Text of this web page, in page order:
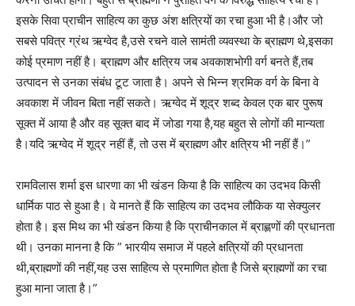
इसके सिवा प्राचीन साहित्य का कुछ अंश क्षत्रियों का रचा हुआ भी है।और जो
सबसे पवित्र ग्रंथ ऋग्वेद है,उसे रचने वाले सामंती व्यवस्था के ब्राह्मण थे,इसका
कोई प्रमाण नहीं है। ब्राह्मण और क्षत्रिय जब अवकाशभोगी वर्ग बनते हैं,तब
उत्पादन से उनका संबंध टूट जाता है। अपने से भिन्न श्रमिक वर्ग के बिना वे
अवकाश में जीवन बिता नहीं सकते। ऋग्वेद में शूद्र शब्द केवल एक बार पुरूष
सूक्त में आया है और वह सूक्त बाद में जोडा गया है,यह बहुत से लोगों की मान्यता
है।यदि ऋग्वेद में शूद्र नहीं हैं, तो उस में ब्राह्मण और क्षत्रिय भी नहीं हैं।”
रामविलास शर्मा इस धारणा का भी खंडन किया है कि साहित्य का उदभव किसी
धार्मिक पाठ से हुआ है। वे मानते हैं कि साहित्य का उदभव लौकिक या सेक्युलर
होता है। इस मिथ का भी खंडन किया है कि प्राचीनकाल में ब्राह्णणों की प्रधानता
थी। उनका मानना है कि ” भारयीय समाज में पहले क्षत्रियों की प्रधानता
थी,ब्राह्मणों की नहीं,यह उस साहित्य से प्रमाणित होता है जिसे ब्राह्मणों का रचा
हुआ माना जाता है।”